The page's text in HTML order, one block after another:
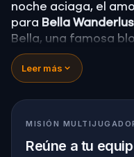
noche aciaga, el
para Bella
Bella, una famosa
encontrada
fantasmas dirigida
Ahora, depende de
¿Fue Walter, el
guía turístico
sombras?
Leer más
MISIÓN
Reúne a tu